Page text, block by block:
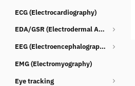
ECG (Electrocardiography)
EDA/GSR (Electrodermal Activity)
Consumables EEG (Electroencephalography)
Consumables
EMG (Electromyography)
Eye tracking